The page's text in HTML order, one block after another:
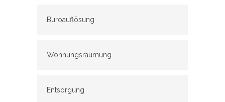
Büroauflösung
Wohnungsräumung
Entsorgung